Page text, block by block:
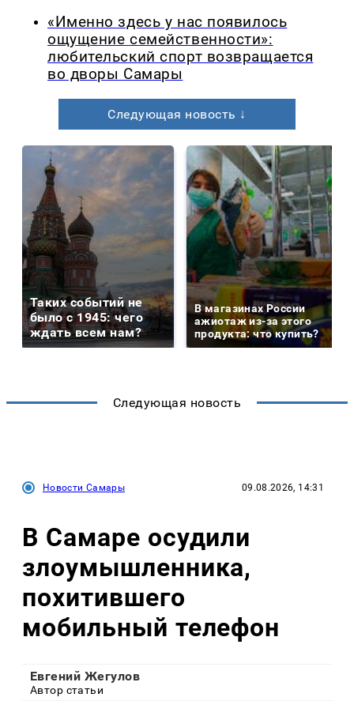
«Именно здесь у нас появилось
ощущение семейственности»:
любительский спорт возвращается
во дворы Самары
Следующая новость ↓
Таких событий не
было с 1945: чего
ждать всем нам?
В магазинах России
ажиотаж из-за этого
продукта: что купить?
Следующая новость
Новости Самары 09.08.2026, 14:31
В Самаре осудили
злоумышленника,
похитившего
мобильный телефон
Евгений Жегулов
Автор статьи